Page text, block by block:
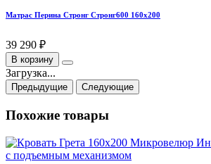
Матрас Перина Стронг Стронг600 160х200
39 290 ₽
В корзину
Загрузка...
Предыдущие Следующие
Похожие товары